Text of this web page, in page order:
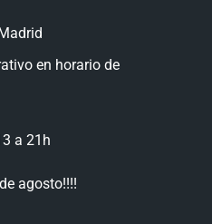
en horario de
a 21h
agosto!!!!